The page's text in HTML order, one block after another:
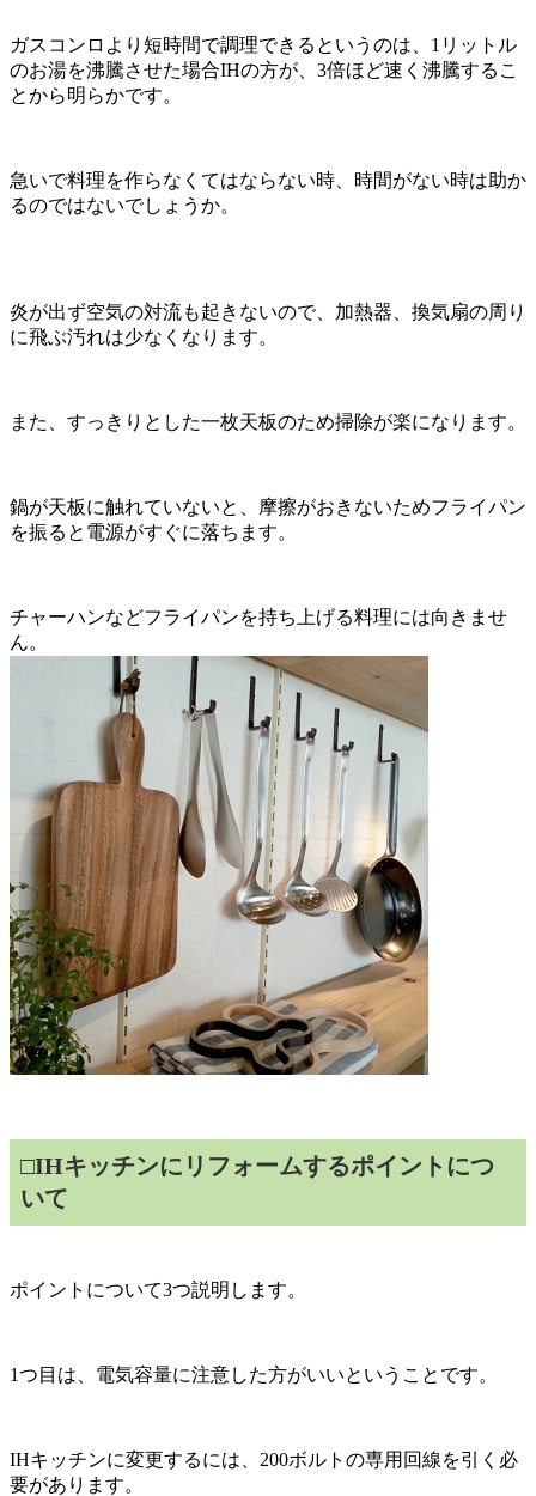
ガスコンロより短時間で調理できるというのは、1リットル
のお湯を沸騰させた場合IHの方が、3倍ほど速く沸騰するこ
とから明らかです。
急いで料理を作らなくてはならない時、時間がない時は助か
るのではないでしょうか。
炎が出ず空気の対流も起きないので、加熱器、換気扇の周り
に飛ぶ汚れは少なくなります。
また、すっきりとした一枚天板のため掃除が楽になります。
鍋が天板に触れていないと、摩擦がおきないためフライパン
を振ると電源がすぐに落ちます。
チャーハンなどフライパンを持ち上げる料理には向きませ
ん。
□IHキッチンにリフォームするポイントにつ
いて
ポイントについて3つ説明します。
1つ目は、電気容量に注意した方がいいということです。
IHキッチンに変更するには、200ボルトの専用回線を引く必
要があります。